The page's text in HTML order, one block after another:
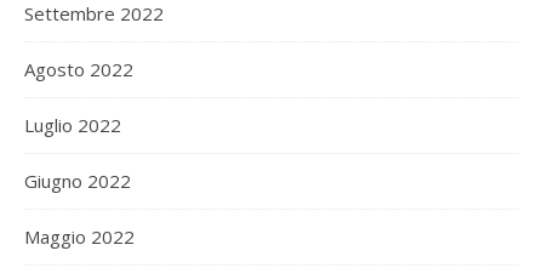
Settembre 2022
Agosto 2022
Luglio 2022
Giugno 2022
Maggio 2022